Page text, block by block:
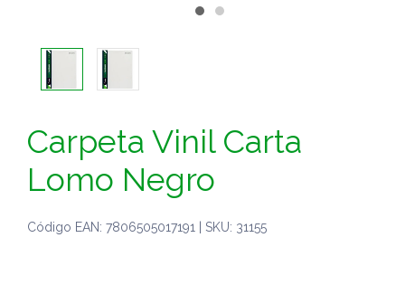
Carpeta Vinil Carta
Lomo Negro
Código EAN: 7806505017191 | SKU: 31155